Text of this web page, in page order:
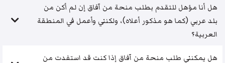
هل أنا مؤهل للتقدم بطلب منحة من آفاق إن لم أكن من
بلد عربي (كما هو مذكور أعلاه)، ولكنني وأعمل في المنطقة
العربية؟
هل يمكنني طلب منحة من آفاق إذا كنت قد استفدت من